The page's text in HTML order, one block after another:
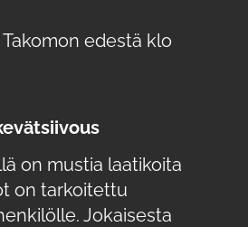
edestä klo
on mustia laatikoita
on tarkoitettu
Jokaisesta